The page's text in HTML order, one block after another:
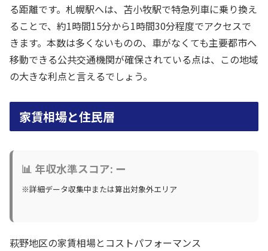
る距離です。札幌駅へは、苫小牧駅で特急列車に乗り換え
ることで、約1時間15分から1時間30分程度でアクセスで
きます。本数は多くないものの、車がなくても主要都市へ
移動できる公共交通機関が確保されている点は、この地域
の大きな利点と言えるでしょう。
家賃相場と住民層
📊 年収水準スコア: ー
※詳細データ収集中または算出対象外エリア
萩野地区の家賃相場とコストパフォーマンス